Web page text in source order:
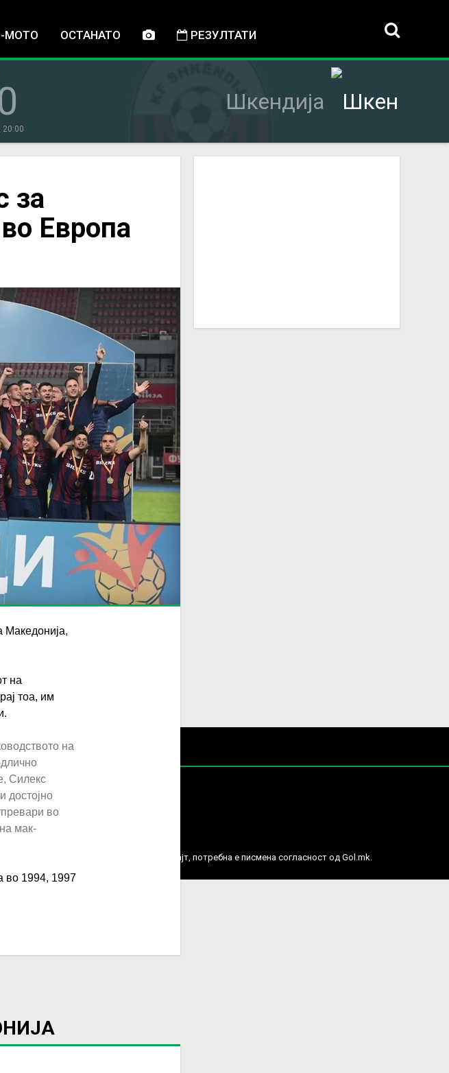
МОТО ОСТАНАТО РЕЗУЛТАТИ
Шкендија
20:00
за
Европа
Македонија,
на
тоа, им
на
Силекс
достојно
во
мак-
во 1994, 1997
КОНТАКТ
Gol.mk
или податоци од овој веб сајт, потребна е писмена согласност од Gol.mk.